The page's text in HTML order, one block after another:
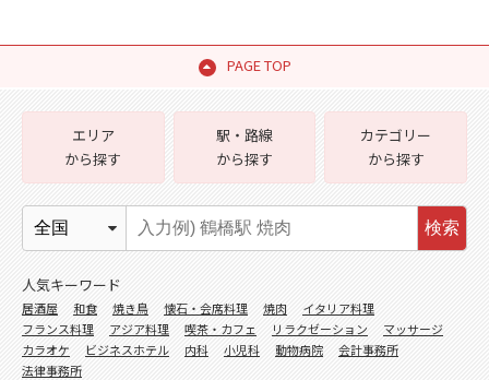
PAGE TOP
エリア
から探す
駅・路線
から探す
カテゴリー
から探す
検索
人気キーワード
居酒屋 和食 焼き鳥 懐石・会席料理 焼肉
イタリア料理
フランス料理
アジア料理 喫茶・カフェ リラクゼーション
マッサージ
カラオケ
ビジネスホテル 内科 小児科 動物病院
会計事務所
法律事務所